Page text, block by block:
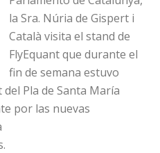
la Sra. Núria de Gispert i
Català visita el stand de
FlyEquant que durante el
fin de semana estuvo
Pla de Santa María
por las nuevas